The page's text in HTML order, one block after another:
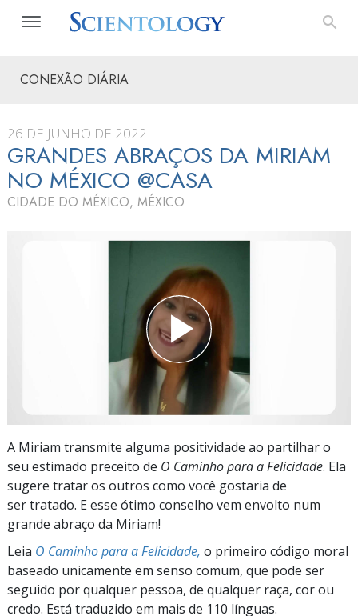
CONEXÃO DIÁRIA
26 DE JUNHO DE 2022
GRANDES ABRAÇOS DA MIRIAM
NO MÉXICO @CASA
CIDADE DO MÉXICO, MÉXICO
A Miriam transmite alguma positividade ao partilhar o
seu estimado preceito de O Caminho para a Felicidade. Ela
sugere tratar os outros como você gostaria de
ser tratado. E esse ótimo conselho vem envolto num
grande abraço da Miriam!
Leia O Caminho para a Felicidade, o primeiro código moral
baseado unicamente em senso comum, que pode ser
seguido por qualquer pessoa, de qualquer raça, cor ou
credo. Está traduzido em mais de 110 línguas.